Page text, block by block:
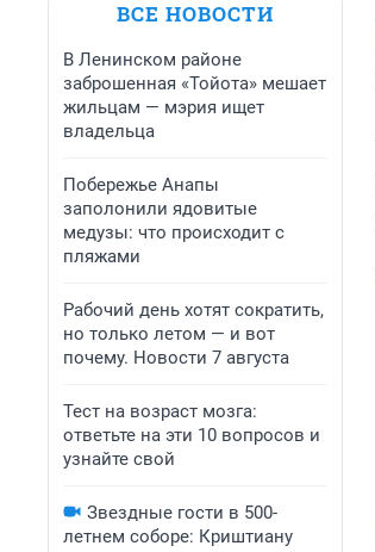
ВСЕ НОВОСТИ
В Ленинском районе
заброшенная «Тойота» мешает
жильцам — мэрия ищет
владельца
Побережье Анапы
заполонили ядовитые
медузы: что происходит с
пляжами
Рабочий день хотят сократить,
но только летом — и вот
почему. Новости 7 августа
Тест на возраст мозга:
ответьте на эти 10 вопросов и
узнайте свой
Звездные гости в 500-
летнем соборе: Криштиану